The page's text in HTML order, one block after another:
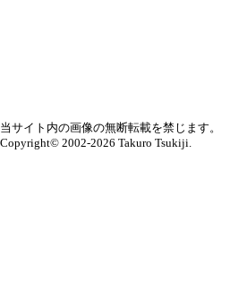
当サイト内の画像の無断転載を禁じます。
Copyright© 2002-2026 Takuro Tsukiji.